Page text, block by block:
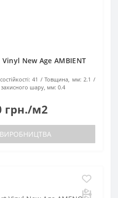
New Age AMBIENT
41 Товщина, мм: 2.1
шару, мм: 0.4
грн./м2